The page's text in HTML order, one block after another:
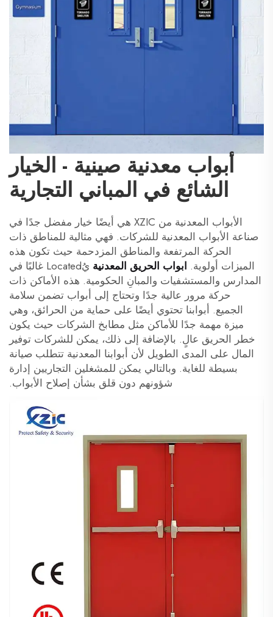
أبواب معدنية صينية - الخيار
الشائع في المباني التجارية
الأبواب المعدنية من XZIC هي أيضًا خيار مفضل جدًا في
صناعة الأبواب المعدنية للشركات. فهي مثالية للمناطق ذات
الحركة المرتفعة والمناطق المزدحمة حيث تكون هذه
الميزات أولوية. ابواب الحريق المعدنية
يُLocated غالبًا في
المدارس والمستشفيات والمبانِ الحكومية. هذه الأماكن ذات
حركة مرور عالية جدًا وتحتاج إلى أبواب تضمن سلامة
الجميع. أبوابنا تحتوي أيضًا على حماية من الحرائق، وهي
ميزة مهمة جدًا للأماكن مثل مطابخ الشركات حيث يكون
خطر الحريق عالٍ. بالإضافة إلى ذلك، يمكن للشركات توفير
المال على المدى الطويل لأن أبوابنا المعدنية تتطلب صيانة
بسيطة للغاية. وبالتالي يمكن للمشغلين التجاريين إدارة
شؤونهم دون قلق بشأن إصلاح الأبواب.